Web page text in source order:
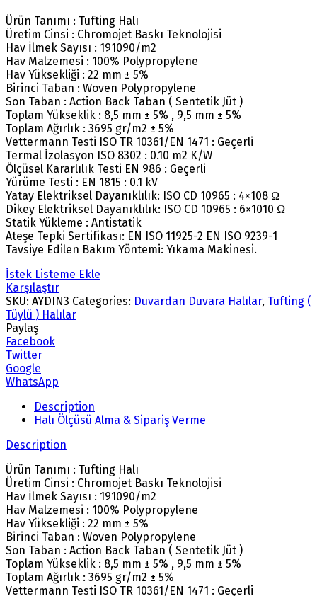
Ürün Tanımı : Tufting Halı
Üretim Cinsi : Chromojet Baskı Teknolojisi
Hav İlmek Sayısı : 191090/m2
Hav Malzemesi : 100% Polypropylene
Hav Yüksekliği : 22 mm ± 5%
Birinci Taban : Woven Polypropylene
Son Taban : Action Back Taban ( Sentetik Jüt )
Toplam Yükseklik : 8,5 mm ± 5% , 9,5 mm ± 5%
Toplam Ağırlık : 3695 gr/m2 ± 5%
Vettermann Testi ISO TR 10361/EN 1471 : Geçerli
Termal İzolasyon ISO 8302 : 0.10 m2 K/W
Ölçüsel Kararlılık Testi EN 986 : Geçerli
Yürüme Testi : EN 1815 : 0.1 kV
Yatay Elektriksel Dayanıklılık: ISO CD 10965 : 4×108 Ω
Dikey Elektriksel Dayanıklılık: ISO CD 10965 : 6×1010 Ω
Statik Yükleme : Antistatik
Ateşe Tepki Sertifikası: EN ISO 11925-2 EN ISO 9239-1
Tavsiye Edilen Bakım Yöntemi: Yıkama Makinesi.
İstek Listeme Ekle
Karşılaştır
SKU: AYDIN3 Categories: Duvardan Duvara Halılar, Tufting (
Tüylü ) Halılar
Paylaş
Facebook
Twitter
Google
WhatsApp
Description
Halı Ölçüsü Alma & Sipariş Verme
Description
Ürün Tanımı : Tufting Halı
Üretim Cinsi : Chromojet Baskı Teknolojisi
Hav İlmek Sayısı : 191090/m2
Hav Malzemesi : 100% Polypropylene
Hav Yüksekliği : 22 mm ± 5%
Birinci Taban : Woven Polypropylene
Son Taban : Action Back Taban ( Sentetik Jüt )
Toplam Yükseklik : 8,5 mm ± 5% , 9,5 mm ± 5%
Toplam Ağırlık : 3695 gr/m2 ± 5%
Vettermann Testi ISO TR 10361/EN 1471 : Geçerli